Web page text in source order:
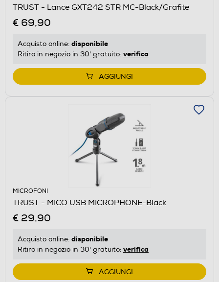
TRUST - Lance GXT242 STR MC-Black/Grafite
€ 69,90
Acquisto online: disponibile
Ritiro in negozio in 30' gratuito: verifica
AGGIUNGI
MICROFONI
TRUST - MICO USB MICROPHONE-Black
€ 29,90
Acquisto online: disponibile
Ritiro in negozio in 30' gratuito: verifica
AGGIUNGI